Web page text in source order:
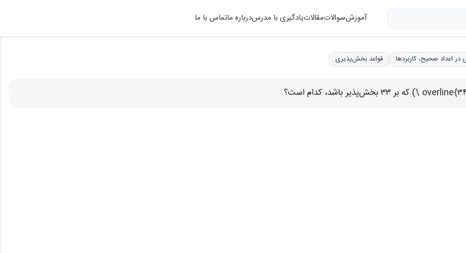
آموزشسوالاتمقالاتیادگیری با مدرسدرباره ماتماس با ما
قواعد بخش‌پذیری